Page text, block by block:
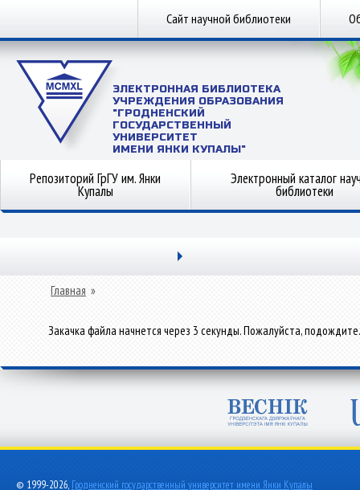
Сайт научной библиотеки
ЭЛЕКТРОННАЯ БИБЛИОТЕКА
УЧРЕЖДЕНИЯ ОБРАЗОВАНИЯ
"ГРОДНЕНСКИЙ
ГОСУДАРСТВЕННЫЙ
УНИВЕРСИТЕТ
ИМЕНИ ЯНКИ КУПАЛЫ"
Репозиторий ГрГУ им. Янки
Купалы
Электронный каталог
библиотеки
Главная »
Закачка файла начнется через 3 секунды. Пожалуйста, подождите.
© 1999-2026, Гродненский государственный университет имени Янки Купалы